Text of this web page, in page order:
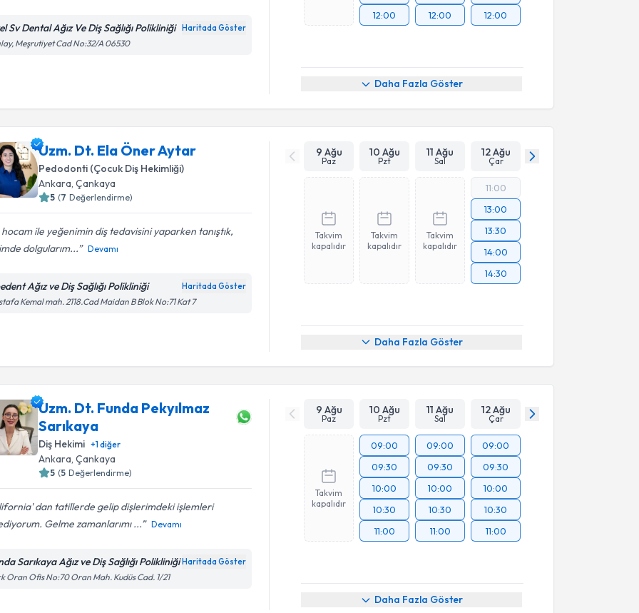
Sv Dental Ağız Ve Diş Sağlığı Polikliniği Haritada Göster
Meşrutiyet Cad No:32/A 06530
12:00
12:00
12:00
Daha Fazla Göster
Uzm. Dt. Ela Öner Aytar
Pedodonti (Çocuk Diş Hekimliği)
Ankara , Çankaya
5 (7 Değerlendirme)
hocam ile yeğenimin diş tedavisini yaparken tanıştık,
dolgularım...
Devamı
Ağız ve Diş Sağlığı Polikliniği Haritada Göster
Kemal mah. 2118.Cad Maidan B Blok No:71 Kat 7
9 Ağu
Paz
10 Ağu
Pzt
11 Ağu
Sal
12 Ağu
Çar
Takvim
kapalıdır
Takvim
kapalıdır
Takvim
kapalıdır
11:00
13:00
13:30
14:00
14:30
Daha Fazla Göster
Uzm. Dt. Funda Pekyılmaz
Sarıkaya
Diş Hekimi +1diğer
Ankara, Çankaya
5 (5 Değerlendirme)
dan tatillerde gelip dişlerimdeki işlemleri
Gelme zamanlarımı ...
Devamı
Sarıkaya Ağız ve Diş Sağlığı Polikliniği Haritada Göster
Oran Ofis No:70 Oran Mah. Kudüs Cad. 1/21
9 Ağu
Paz
10 Ağu
Pzt
11 Ağu
Sal
12 Ağu
Çar
Takvim
kapalıdır
09:00
09:30
10:00
10:30
11:00
09:00
09:30
10:00
10:30
11:00
09:00
09:30
10:00
10:30
11:00
Daha Fazla Göster